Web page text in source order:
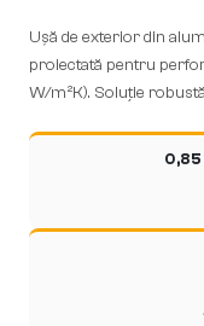
Ușă de exterior din
proiectată pentru
W/m²K). Soluție
0,85